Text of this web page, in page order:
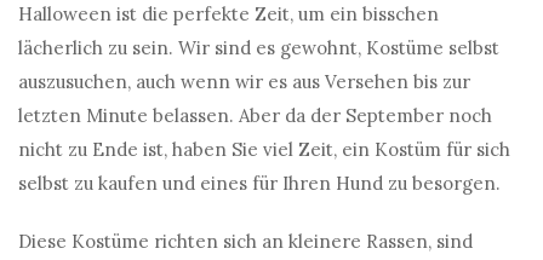
Halloween ist die perfekte Zeit, um ein bisschen
lächerlich zu sein. Wir sind es gewohnt, Kostüme selbst
auszusuchen, auch wenn wir es aus Versehen bis zur
letzten Minute belassen. Aber da der September noch
nicht zu Ende ist, haben Sie viel Zeit, ein Kostüm für sich
selbst zu kaufen und eines für Ihren Hund zu besorgen.
Diese Kostüme richten sich an kleinere Rassen, sind